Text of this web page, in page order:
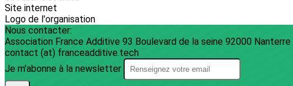
Site internet
Logo de l'organisation
Nous contacter:
Association France Additive 93 Boulevard de la seine 92000 Nanterre
contact (at) franceadditive.tech
Je m'abonne à la newsletter